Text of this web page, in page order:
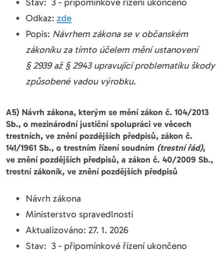
Odkaz: zde
Popis: Návrhem zákona se v občanském
zákoníku za tímto účelem mění ustanovení
§ 2939 až § 2943 upravující problematiku škody
způsobené vadou výrobku.
A5) Návrh zákona, kterým se mění zákon č. 104/2013
Sb., o mezinárodní justiční spolupráci ve věcech
trestních, ve znění pozdějších předpisů, zákon č.
141/1961 Sb., o trestním řízení soudním (trestní řád),
ve znění pozdějších předpisů, a zákon č. 40/2009 Sb.,
trestní zákoník, ve znění pozdějších předpisů
Návrh zákona
Ministerstvo spravedlnosti
Aktualizováno: 27. 1. 2026
Stav: 3 - připomínkové řízení ukončeno